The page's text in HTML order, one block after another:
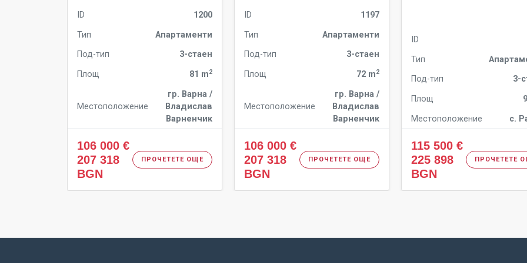
ID
1200
Тип
Апартаменти
Под-тип
3-стаен
Площ
81 m2
Местоположение
гр. Варна /
Владислав
Варненчик
106 000 €
207 318
BGN
ПРОЧЕТЕТЕ ОЩЕ
ID
1197
Тип
Апартаменти
Под-тип
3-стаен
Площ
72 m2
Местоположение
гр. Варна /
Владислав
Варненчик
106 000 €
207 318
BGN
ПРОЧЕТЕТЕ ОЩЕ
ID
Тип
Под-тип
3-
Площ
Местоположение с.
115 500 €
225 898
BGN
ПРОЧЕТЕТЕ